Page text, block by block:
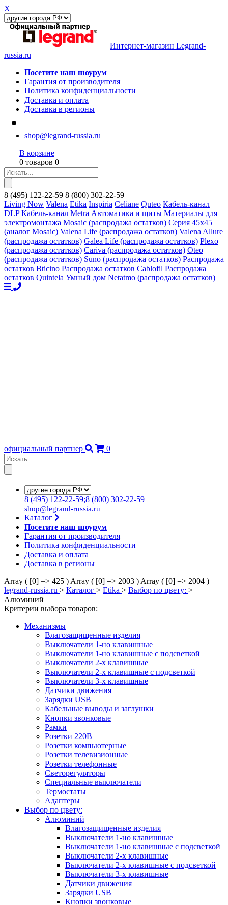
X
Интернет-магазин Legrand-
russia.ru
Посетите наш шоурум
Гарантия от производителя
Политика конфиденциальности
Доставка и оплата
Доставка в регионы
shop@legrand-russia.ru
В корзине
0 товаров 0
8 (495) 122-22-59 8 (800) 302-22-59
Living Now Valena Etika Inspiria Celiane Quteo Кабель-канал
DLP Кабель-канал Metra Автоматика и щиты Материалы для
электромонтажа Mosaic (распродажа остатков) Серия 45х45
(аналог Mosaic) Valena Life (распродажа остатков) Valena Allure
(распродажа остатков) Galea Life (распродажа остатков) Plexo
(распродажа остатков) Cariva (распродажа остатков) Oteo
(распродажа остатков) Suno (распродажа остатков) Распродажа
остатков Bticino Распродажа остатков Cablofil Распродажа
остатков Quintela Умный дом Netatmo (распродажа остатков)
официальный партнер 0
8 (495) 122-22-59;8 (800) 302-22-59
shop@legrand-russia.ru
Каталог
Посетите наш шоурум
Гарантия от производителя
Политика конфиденциальности
Доставка и оплата
Доставка в регионы
Array ( [0] => 425 ) Array ( [0] => 2003 ) Array ( [0] => 2004 )
legrand-russia.ru > Каталог > Etika > Выбор по цвету: >
Алюминий
Критерии выбора товаров:
Механизмы
Влагозащищенные изделия
Выключатели 1-но клавишные
Выключатели 1-но клавишные с подсветкой
Выключатели 2-х клавишные
Выключатели 2-х клавишные с подсветкой
Выключатели 3-х клавишные
Датчики движения
Зарядки USB
Кабельные выводы и заглушки
Кнопки звонковые
Рамки
Розетки 220В
Розетки компьютерные
Розетки телевизионные
Розетки телефонные
Светорегуляторы
Специальные выключатели
Термостаты
Адаптеры
Выбор по цвету:
Алюминий
Влагозащищенные изделия
Выключатели 1-но клавишные
Выключатели 1-но клавишные с подсветкой
Выключатели 2-х клавишные
Выключатели 2-х клавишные с подсветкой
Выключатели 3-х клавишные
Датчики движения
Зарядки USB
Кнопки звонковые